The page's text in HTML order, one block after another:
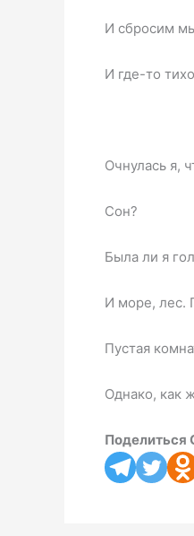
И сбросим
И где-то
Очнулась я,
Сон?
Была ли я
И море, лес.
Пустая
Однако, как
Поделиться